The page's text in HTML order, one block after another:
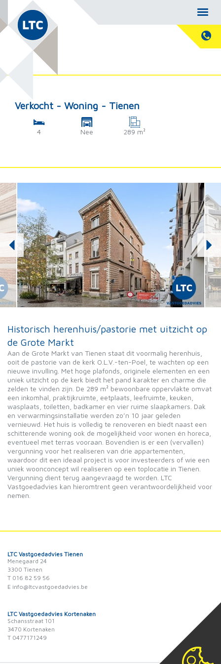
Verkocht - Woning - Tienen
4 Nee 289 m²
Historisch herenhuis/pastorie met uitzicht op
de Grote Markt
Aan de Grote Markt van Tienen staat dit voormalig herenhuis,
ooit de pastorie van de kerk O.L.V.-ten-Poel, te wachten op een
nieuwe invulling. Met hoge plafonds, originele elementen en een
uniek uitzicht op de kerk biedt het pand karakter en charme die
zelden te vinden zijn. De 289 m² bewoonbare oppervlakte omvat
een inkomhal, praktijkruimte, eetplaats, leefruimte, keuken,
wasplaats, toiletten, badkamer en vier ruime slaapkamers. Dak
en verwarmingsinstallatie werden zo’n 10 jaar geleden
vernieuwd. Het huis is volledig te renoveren en biedt naast een
schitterende woning ook de mogelijkheid voor wonen én horeca,
eventueel met terras vooraan. Bovendien is er een (vervallen)
vergunning voor het realiseren van drie appartementen,
waardoor dit een ideaal project is voor investeerders of wie een
uniek woonconcept wil realiseren op een toplocatie in Tienen.
Vergunning dient terug aangevraagd te worden. LTC
Vastgoedadvies kan hieromtrent geen verantwoordelijkheid voor
nemen.
LTC Vastgoedadvies Tienen
Menegaard 24
3300 Tienen
T 016 82 59 56
E info@ltcvastgoedadvies.be
LTC Vastgoedadvies Kortenaken
Schansstraat 101
3470 Kortenaken
T 0477171249